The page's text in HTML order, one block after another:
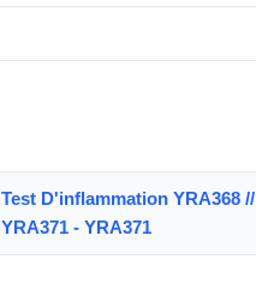
Test D'inflammation YRA368 //
YRA371 - YRA371